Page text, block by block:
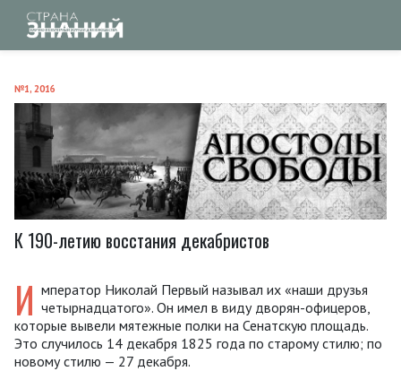
№1, 2016
К 190-летию восстания декабристов
И мператор Николай Первый называл их «наши друзья
четырнадцатого». Он имел в виду дворян-офицеров,
которые вывели мятежные полки на Сенатскую площадь.
Это случилось 14 декабря 1825 года по старому стилю; по
новому стилю — 27 декабря.